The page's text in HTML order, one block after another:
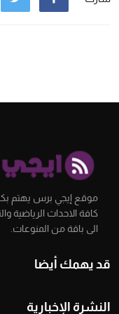
موقع إيجي برس يهتم
كافة الاحداث الرياضية
الى باقة من المنوعات.
قد يهمك أيضا
النشرة الإخبارية